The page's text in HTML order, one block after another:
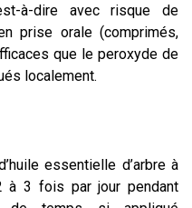
à-dire avec risque de
prise orale (comprimés,
que le peroxyde de
localement.
essentielle d’arbre à
à 3 fois par jour pendant